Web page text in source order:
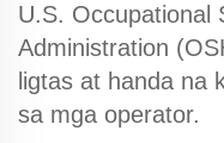
U.S. Occupational
Administration
ligtas at handa na
sa mga operator.